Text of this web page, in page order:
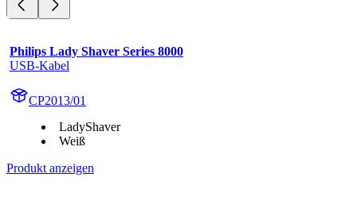
Philips Lady Shaver Series 8000
USB-Kabel
CP2013/01
LadyShaver
Weiß
Produkt anzeigen